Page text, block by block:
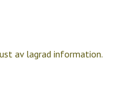
av lagrad information.